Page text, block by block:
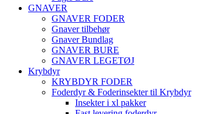
GNAVER
GNAVER FODER
Gnaver tilbehør
Gnaver Bundlag
GNAVER BURE
GNAVER LEGETØJ
Krybdyr
KRYBDYR FODER
Foderdyr & Foderinsekter til Krybdyr
Insekter i xl pakker